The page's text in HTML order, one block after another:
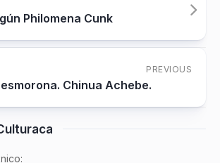
Philomena Cunk
PREVIOUS
Chinua Achebe.